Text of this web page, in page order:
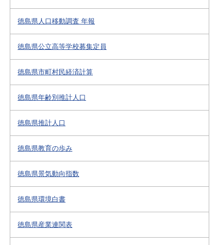
徳島県人口移動調査 年報
徳島県公立高等学校募集定員
徳島県市町村民経済計算
徳島県年齢別推計人口
徳島県推計人口
徳島県教育の歩み
徳島県景気動向指数
徳島県環境白書
徳島県産業連関表